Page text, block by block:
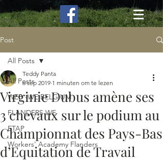
Post
All Posts
WEB -WE BELGIUM
FLANDERS WE
ETAP
Workers' Academy Flanders
All Posts
Virginie Dubus amène ses
3 chevaux sur le podium au
Championnat des Pays-Bas
d’Equitation de Travail
Teddy Panta
6 sep 2019 1 minuten om te lezen